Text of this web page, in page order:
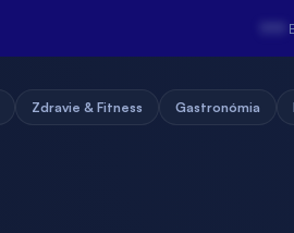
Zdravie & Fitness Gastronómia